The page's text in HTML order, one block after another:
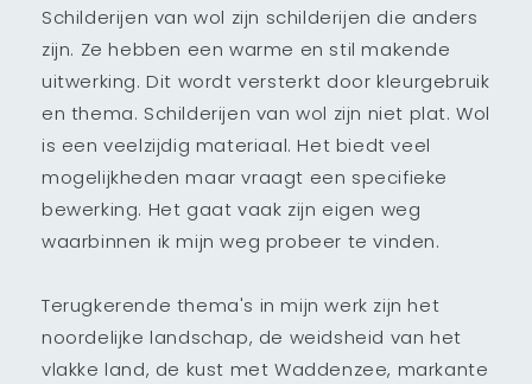
Schilderijen van wol zijn schilderijen die anders
zijn. Ze hebben een warme en stil makende
uitwerking. Dit wordt versterkt door kleurgebruik
en thema. Schilderijen van wol zijn niet plat. Wol
is een veelzijdig materiaal. Het biedt veel
mogelijkheden maar vraagt een specifieke
bewerking. Het gaat vaak zijn eigen weg
waarbinnen ik mijn weg probeer te vinden.
Terugkerende thema's in mijn werk zijn het
noordelijke landschap, de weidsheid van het
vlakke land, de kust met Waddenzee, markante